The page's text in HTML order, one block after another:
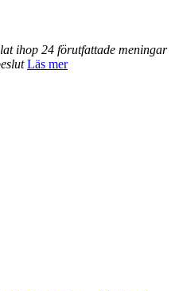
ihop 24 förutfattade meningar
Läs mer